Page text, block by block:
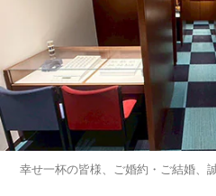
幸せ一杯の皆様、ご婚約・ご結婚、